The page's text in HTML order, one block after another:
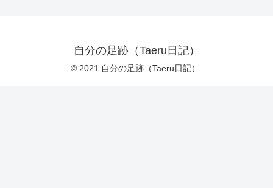
自分の足跡（Taeru日記）
© 2021 自分の足跡（Taeru日記）.